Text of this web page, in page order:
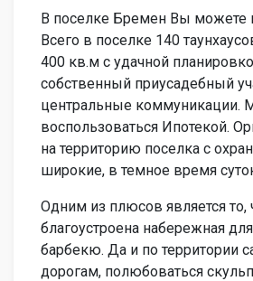
В поселке Бремен Вы можете
Всего в поселке 140
400 кв.м с удачной
собственный приусадебный
центральные коммуникации.
воспользоваться Ипотекой.
на территорию поселка с
широкие, в темное время
Одним из плюсов является то,
благоустроена набережная
барбекю. Да и по территории
дорогам, полюбоваться